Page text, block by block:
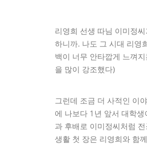
리영희 선생 따님 이미정
하니까. 나도 그 시대 리영
백이 너무 안타깝게 느껴
을 많이 강조했다)
그런데 조금 더 사적인 이
에 나보다 1년 앞서 대학
과 후배로 이미정씨처럼
생활 첫 장은 리영희와 함